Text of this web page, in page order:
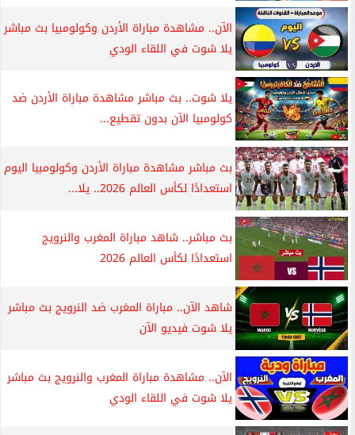
الآن.. مشاهدة مباراة الأردن وكولومبيا بث مباشر
يلا شوت في اللقاء الودي
يلا شوت.. بث مباشر مشاهدة مباراة الأردن ضد
كولومبيا الآن بدون تقطيع...
بث مباشر مشاهدة مباراة الأردن وكولومبيا اليوم
استعدادًا لكأس العالم 2026.. يلا...
بث مباشر.. شاهد مباراة المغرب والنرويج
استعدادًا لكأس العالم 2026
شاهد الآن.. مباراة المغرب ضد النرويج بث مباشر
يلا شوت فيديو الآن
الآن.. مشاهدة مباراة المغرب والنرويج بث مباشر
يلا شوت في اللقاء الودي